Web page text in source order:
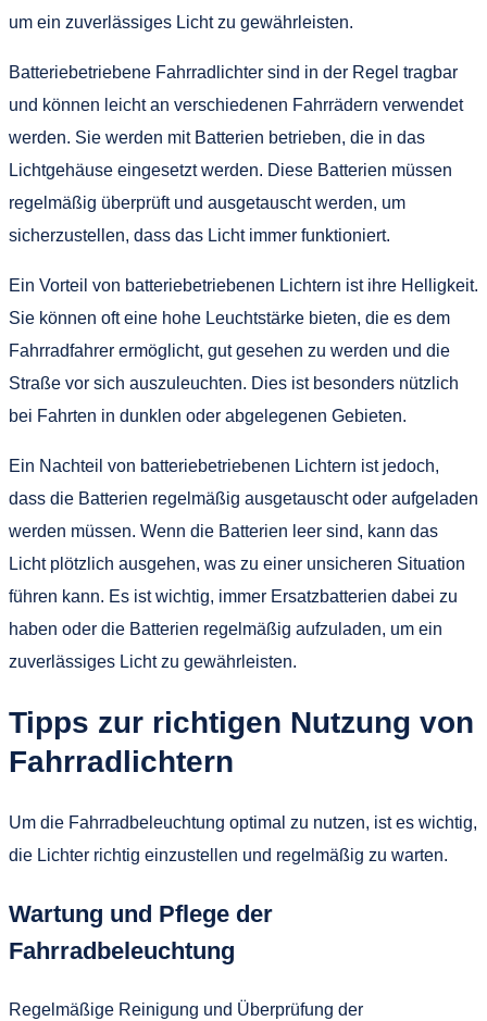
um ein zuverlässiges Licht zu gewährleisten.
Batteriebetriebene Fahrradlichter sind in der Regel tragbar
und können leicht an verschiedenen Fahrrädern verwendet
werden. Sie werden mit Batterien betrieben, die in das
Lichtgehäuse eingesetzt werden. Diese Batterien müssen
regelmäßig überprüft und ausgetauscht werden, um
sicherzustellen, dass das Licht immer funktioniert.
Ein Vorteil von batteriebetriebenen Lichtern ist ihre Helligkeit.
Sie können oft eine hohe Leuchtstärke bieten, die es dem
Fahrradfahrer ermöglicht, gut gesehen zu werden und die
Straße vor sich auszuleuchten. Dies ist besonders nützlich
bei Fahrten in dunklen oder abgelegenen Gebieten.
Ein Nachteil von batteriebetriebenen Lichtern ist jedoch,
dass die Batterien regelmäßig ausgetauscht oder aufgeladen
werden müssen. Wenn die Batterien leer sind, kann das
Licht plötzlich ausgehen, was zu einer unsicheren Situation
führen kann. Es ist wichtig, immer Ersatzbatterien dabei zu
haben oder die Batterien regelmäßig aufzuladen, um ein
zuverlässiges Licht zu gewährleisten.
Tipps zur richtigen Nutzung von
Fahrradlichtern
Um die Fahrradbeleuchtung optimal zu nutzen, ist es wichtig,
die Lichter richtig einzustellen und regelmäßig zu warten.
Wartung und Pflege der
Fahrradbeleuchtung
Regelmäßige Reinigung und Überprüfung der